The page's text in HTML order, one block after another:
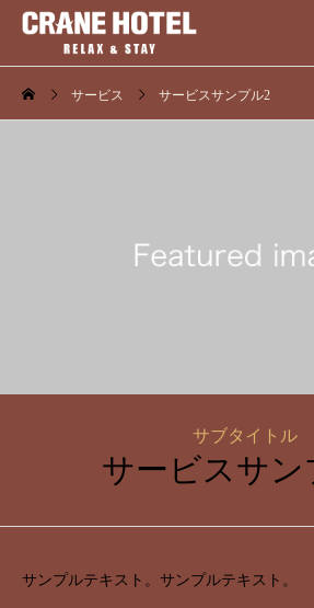
サービス サービスサンプル2
サブタイトル
サービスサン
サンプルテキスト。サンプルテキスト。